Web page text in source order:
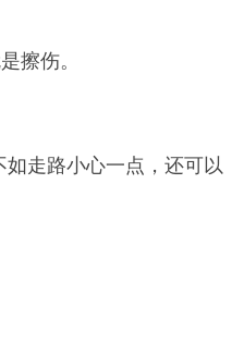
擦伤。
走路小心一点，还可以